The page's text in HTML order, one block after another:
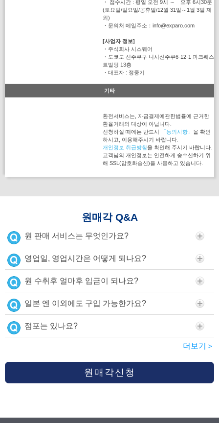
・ 접수시간 : 평일 오전 9시 ～ 오후 6시30분
(토요일/일요일/공휴일/12월 31일～1월 3일 제
외)
・문의처 메일주소：info@exparo.com
[사업자 정보]
・주식회사 시스퀘어
・도쿄도 신주쿠구 니시신주쿠6-12-1 파크웨스
트빌딩 13층
・대표자 : 정중기
기타
환전서비스는, 자금결제에관한법률에 근거한
환율거래의 대상이 아닙니다.
신청하실 때에는 반드시
「동의사항」 을 확인
하시고, 이용해주시기 바랍니다.
개인정보 취급방침을 확인해 주시기 바랍니다.
고객님의 개인정보는 안전하게 송수신하기 위
해 SSL(암호화송신)을 사용하고 있습니다.
원매각 Q&A
원 판매 서비스는 무엇인가요?
영업일, 영업시간은 어떻게 되나요?
원 수취후 얼마후 입금이 되나요?
일본 엔 이외에도 구입 가능한가요?
점포는 있나요?
더보기＞
원매각신청